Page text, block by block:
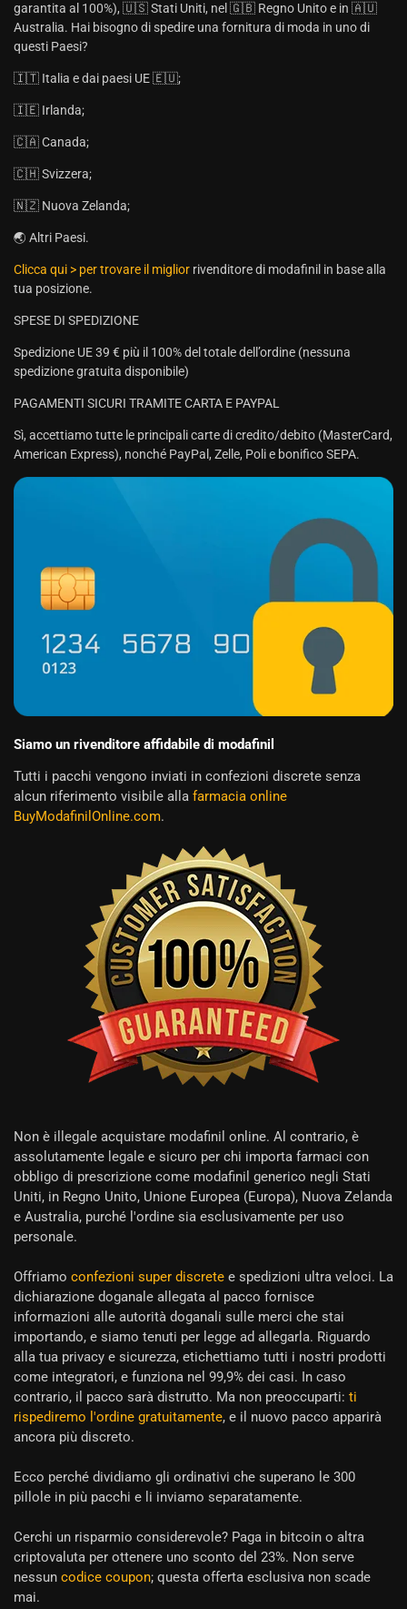
garantita al 100%), 🇺🇸 Stati Uniti, nel 🇬🇧 Regno Unito e in 🇦🇺
Australia. Hai bisogno di spedire una fornitura di moda in uno di
questi Paesi?
🇮🇹 Italia e dai paesi UE 🇪🇺;
🇮🇪 Irlanda;
🇨🇦 Canada;
🇨🇭 Svizzera;
🇳🇿 Nuova Zelanda;
🌏 Altri Paesi.
Clicca qui > per trovare il miglior rivenditore di modafinil in base alla
tua posizione.
SPESE DI SPEDIZIONE
Spedizione UE 39 € più il 100% del totale dell’ordine (nessuna
spedizione gratuita disponibile)
PAGAMENTI SICURI TRAMITE CARTA E PAYPAL
Sì, accettiamo tutte le principali carte di credito/debito (MasterCard,
American Express), nonché PayPal, Zelle, Poli e bonifico SEPA.
Siamo un rivenditore affidabile di modafinil
Tutti i pacchi vengono inviati in confezioni discrete senza
alcun riferimento visibile alla farmacia online
BuyModafinilOnline.com.
Non è illegale acquistare modafinil online. Al contrario, è
assolutamente legale e sicuro per chi importa farmaci con
obbligo di prescrizione come modafinil generico negli Stati
Uniti, in Regno Unito, Unione Europea (Europa), Nuova Zelanda
e Australia, purché l'ordine sia esclusivamente per uso
personale.
Offriamo confezioni super discrete e spedizioni ultra veloci. La
dichiarazione doganale allegata al pacco fornisce
informazioni alle autorità doganali sulle merci che stai
importando, e siamo tenuti per legge ad allegarla. Riguardo
alla tua privacy e sicurezza, etichettiamo tutti i nostri prodotti
come integratori, e funziona nel 99,9% dei casi. In caso
contrario, il pacco sarà distrutto. Ma non preoccuparti: ti
rispediremo l'ordine gratuitamente, e il nuovo pacco apparirà
ancora più discreto.
Ecco perché dividiamo gli ordinativi che superano le 300
pillole in più pacchi e li inviamo separatamente.
Cerchi un risparmio considerevole? Paga in bitcoin o altra
criptovaluta per ottenere uno sconto del 23%. Non serve
nessun codice coupon; questa offerta esclusiva non scade
mai.